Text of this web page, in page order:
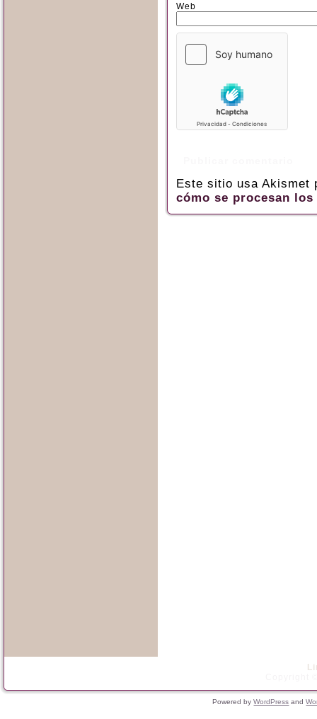
Web
Este sitio usa
cómo se procesan
Powered byWordPress and